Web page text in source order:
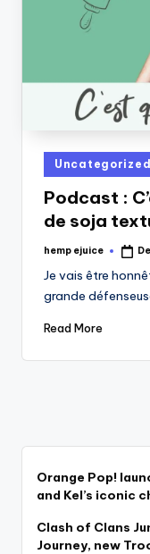
Posted
in
Uncategorized
Podcast :
de soja
Posted
hemp ejuice
Je vais être
grande
Read More
Orange Pop!
and Kel’s iconic
Clash of Clans
Journey, new